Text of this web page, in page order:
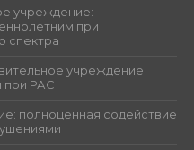
учреждение:
при
спектра
учреждение:
при РАС
полноценная содействие